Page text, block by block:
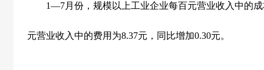
1—7月份，规模以上工业企业每百元营业收入中的
元营业收入中的费用为8.37元，同比增加0.30元。